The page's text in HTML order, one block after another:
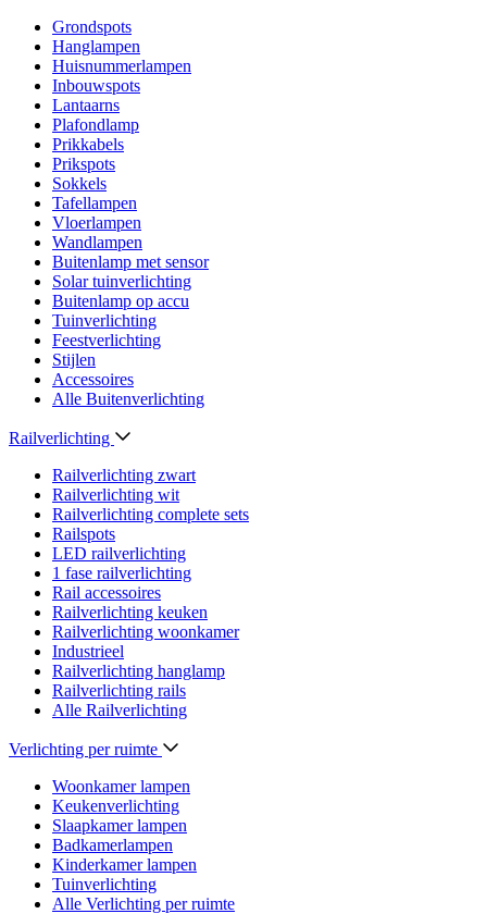
Grondspots
Hanglampen
Huisnummerlampen
Inbouwspots
Lantaarns
Plafondlamp
Prikkabels
Prikspots
Sokkels
Tafellampen
Vloerlampen
Wandlampen
Buitenlamp met sensor
Solar tuinverlichting
Buitenlamp op accu
Tuinverlichting
Feestverlichting
Stijlen
Accessoires
Alle Buitenverlichting
Railverlichting
Railverlichting zwart
Railverlichting wit
Railverlichting complete sets
Railspots
LED railverlichting
1 fase railverlichting
Rail accessoires
Railverlichting keuken
Railverlichting woonkamer
Industrieel
Railverlichting hanglamp
Railverlichting rails
Alle Railverlichting
Verlichting per ruimte
Woonkamer lampen
Keukenverlichting
Slaapkamer lampen
Badkamerlampen
Kinderkamer lampen
Tuinverlichting
Alle Verlichting per ruimte